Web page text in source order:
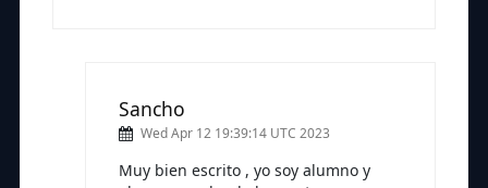
Sancho
Wed Apr 12 19:39:14 UTC 2023
Muy bien escrito , yo soy alumno y